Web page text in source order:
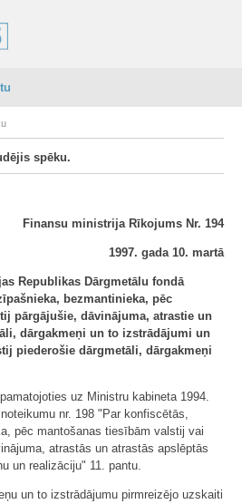
spēku.
Finansu ministrija Rīkojums Nr. 194
1997. gada 10. martā
Republikas Dārgmetālu fondā
bezmantinieka, pēc
pārgājušie, dāvinājuma, atrastie un
dārgakmeņi un to izstrādājumi un
piederošie dārgmetāli, dārgakmeņi
uz Ministru kabineta 1994.
nr. 198 "Par konfiscētās,
pēc mantošanas tiesībām valstij vai
atrastās un atrastās apslēptās
un realizāciju" 11. pantu.
un to izstrādājumu pirmreizējo uzskaiti